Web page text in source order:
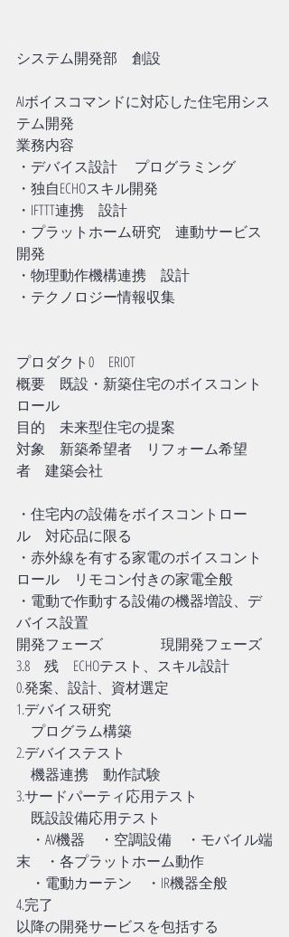
システム開発部　創設
AIボイスコマンドに対応した住宅用シス
テム開発
業務内容
・デバイス設計　 プログラミング
・独自ECHOスキル開発
・IFTTT連携　設計
・プラットホーム研究　連動サービス
開発
・物理動作機構連携　設計
・テクノロジー情報収集
プロダクト0　ERIOT
概要　既設・新築住宅のボイスコント
ロール
目的　未来型住宅の提案
対象　新築希望者　リフォーム希望
者　建築会社
・住宅内の設備をボイスコントロー
ル　対応品に限る
・赤外線を有する家電のボイスコント
ロール　リモコン付きの家電全般
・電動で作動する設備の機器増設、デ
バイス設置
開発フェーズ　　　　現開発フェーズ
3.8　残　ECHOテスト、スキル設計
0.発案、設計、資材選定
1.デバイス研究
プログラム構築
2.デバイステスト
機器連携　動作試験
3.サードパーティ応用テスト
既設設備応用テスト
・AV機器　・空調設備　・モバイル端
末　・各プラットホーム動作
・電動カーテン　・IR機器全般
4.完了
以降の開発サービスを包括する